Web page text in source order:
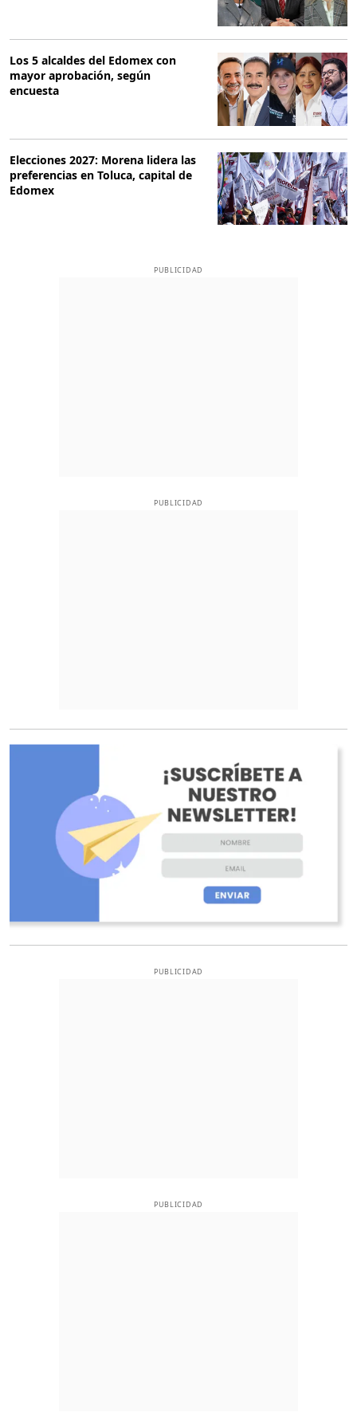
Los 5 alcaldes del Edomex con
mayor aprobación, según
encuesta
Elecciones 2027: Morena lidera las
preferencias en Toluca, capital de
Edomex
PUBLICIDAD
PUBLICIDAD
PUBLICIDAD
PUBLICIDAD